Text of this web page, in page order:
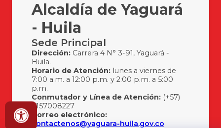
Alcaldía de Yaguará
- Huila
Sede Principal
Dirección: Carrera 4 N° 3-91, Yaguará -
Huila.
Horario de Atención: lunes a viernes de
7:00 a.m. a 12:00 p.m. y 2:00 p.m. a 5:00
p.m.
Conmutador y Línea de Atención: (+57)
3157008227
Correo electrónico:
contactenos@yaguara-huila.gov.co